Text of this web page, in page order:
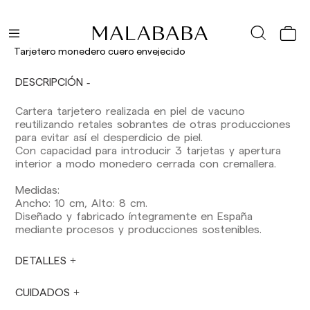
Tarjetero monedero cuero envejecido
DESCRIPCIÓN
Cartera tarjetero realizada en piel de vacuno
reutilizando retales sobrantes de otras producciones
para evitar así el desperdicio de piel.
Con capacidad para introducir 3 tarjetas y apertura
interior a modo monedero cerrada con cremallera.
Medidas:
Ancho: 10 cm, Alto: 8 cm.
Diseñado y fabricado íntegramente en España
mediante procesos y producciones sostenibles.
DETALLES
CUIDADOS
Excepto pre-orders.
Baleares: 2-5 días laborables. Excepto pre-
Canarias, Ceuta y Melilla: 7-10 días laborables.
Excepto pre-orders.
Envíos a Europa: 3-5 días laborables. Excepto
pre-orders.
Envíos a USA: 5-7 días laborables
días laborables. Excepto pre-orders.
ten en cuenta que, si estás fuera de la Unión
Europea, deberás estar al tanto y hacerte
cargo de los impuestos de aduanas locales.
que el pago ha sido confirmado y en el
16:00 h. Los pedidos realizados fuera de ese